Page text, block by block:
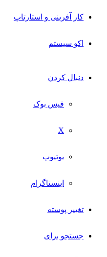
کار آفرینی و استارتاپ
اکو سیستم
دنبال کردن
فیس بوک
X
یوتیوب
اینستاگرام
تغییر پوسته
جستجو برای